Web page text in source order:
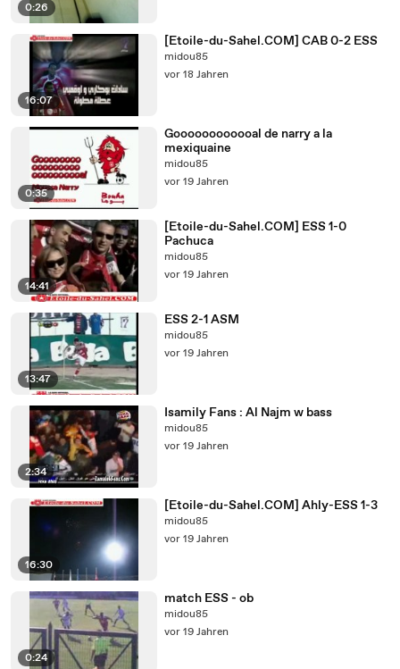
0:26
16:07
[Etoile-du-Sahel.COM] CAB 0-2 ESS
midou85
vor 18 Jahren
0:35
Goooooooooooal de narry a la
mexiquaine
midou85
vor 19 Jahren
14:41
[Etoile-du-Sahel.COM] ESS 1-0
Pachuca
midou85
vor 19 Jahren
13:47
ESS 2-1 ASM
midou85
vor 19 Jahren
2:34
Isamily Fans : Al Najm w bass
midou85
vor 19 Jahren
16:30
[Etoile-du-Sahel.COM] Ahly-ESS 1-3
midou85
vor 19 Jahren
0:24
match ESS - ob
midou85
vor 19 Jahren